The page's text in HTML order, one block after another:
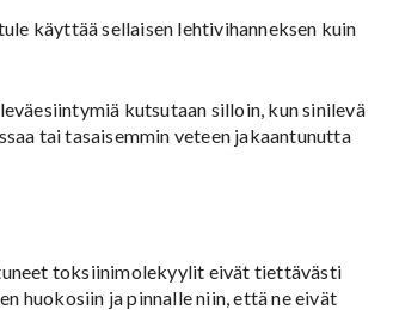
käyttää sellaisen lehtivihanneksen kuin
kutsutaan silloin, kun sinilevä
tai tasaisemmin veteen jakaantunutta
toksiinimolekyylit eivät tiettävästi
huokosiin ja pinnalle niin, että ne eivät